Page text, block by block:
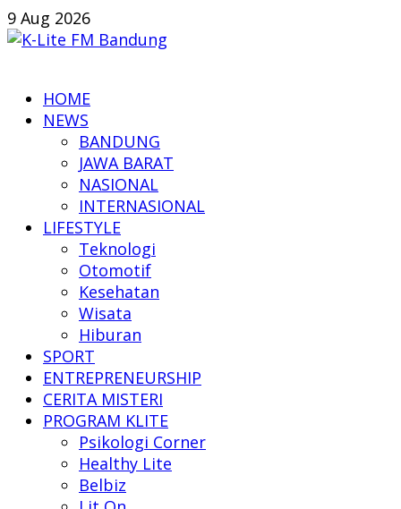
Skip
to
9 Aug 2026
Lite
Bandung
News
HOME
NEWS
BANDUNG
JAWA BARAT
NASIONAL
INTERNASIONAL
LIFESTYLE
Teknologi
Otomotif
Kesehatan
Wisata
Hiburan
SPORT
ENTREPRENEURSHIP
CERITA MISTERI
PROGRAM KLITE
Psikologi Corner
Healthy Lite
Belbiz